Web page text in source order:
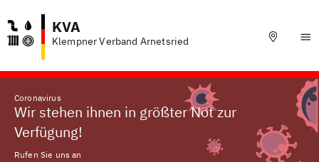
KVA
Klempner Verband Arnetsried
Coronavirus
Wir stehen ihnen in größter Not zur
Verfügung!
Rufen Sie uns an